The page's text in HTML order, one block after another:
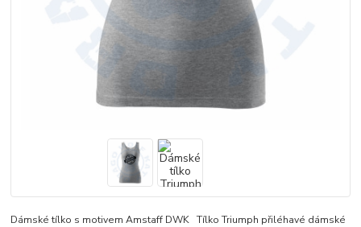
Dámské tílko s motivem Amstaff DWK Tílko Triumph přiléhavé dámské